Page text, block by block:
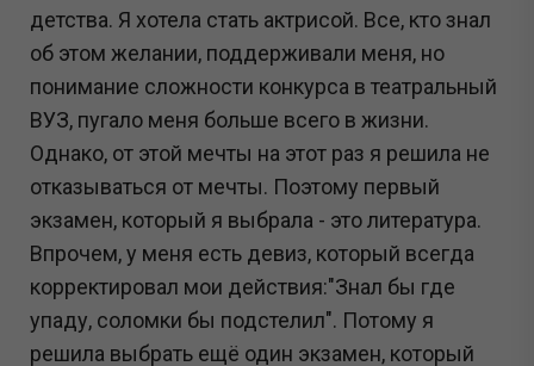
детства. Я хотела стать актрисой. Все, кто знал
об этом желании, поддерживали меня, но
понимание сложности конкурса в театральный
ВУЗ, пугало меня больше всего в жизни.
Однако, от этой мечты на этот раз я решила не
отказываться от мечты. Поэтому первый
экзамен, который я выбрала - это литература.
Впрочем, у меня есть девиз, который всегда
корректировал мои действия:"Знал бы где
упаду, соломки бы подстелил". Потому я
решила выбрать ещё один экзамен, который